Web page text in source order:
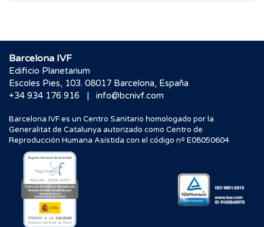
Barcelona IVF
Edificio Planetarium
Escoles Pies, 103. 08017 Barcelona, España
+34 934 176 916
| info@bcnivf.com
Barcelona IVF es un Centro Sanitario homologado por la
Generalitat de Catalunya autorizado como Centro de
Reproducción Humana Asistida con el código nº E08050604